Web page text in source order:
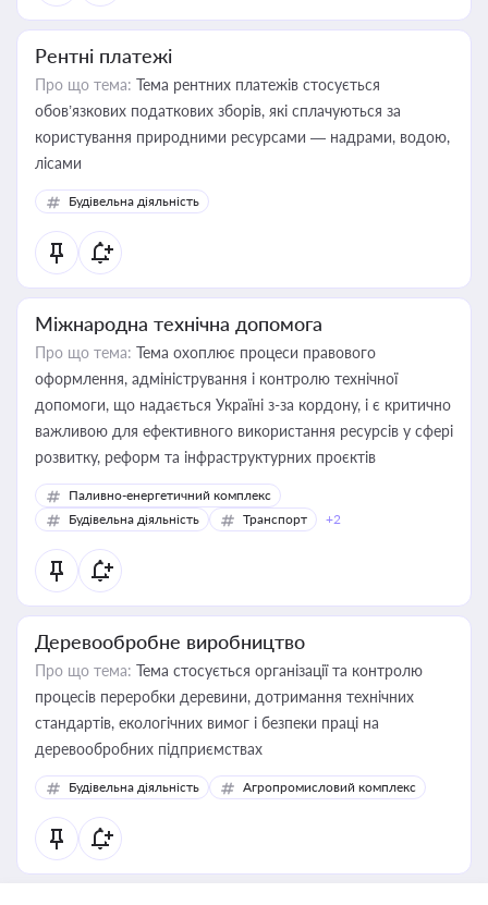
Рентні платежі
Про що тема: Тема рентних платежів стосується
обов’язкових податкових зборів, які сплачуються за
користування природними ресурсами — надрами, водою,
лісами
Будівельна діяльність
Міжнародна технічна допомога
Про що тема: Тема охоплює процеси правового
оформлення, адміністрування і контролю технічної
допомоги, що надається Україні з-за кордону, і є критично
важливою для ефективного використання ресурсів у сфері
розвитку, реформ та інфраструктурних проєктів
Паливно-енергетичний комплекс
Будівельна діяльність
Транспорт +2
Деревообробне виробництво
Про що тема: Тема стосується організації та контролю
процесів переробки деревини, дотримання технічних
стандартів, екологічних вимог і безпеки праці на
деревообробних підприємствах
Будівельна діяльність Агропромисловий комплекс